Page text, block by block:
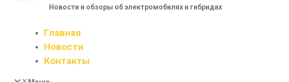
Новости и обзоры об электромобилях и гибридах
Главная
Новости
Контакты